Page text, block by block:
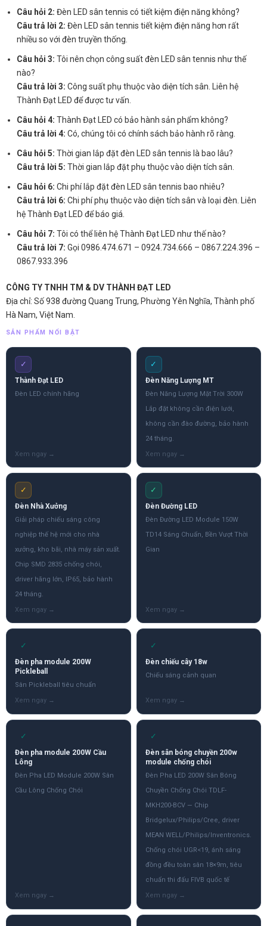
Câu hỏi 2: Đèn LED sân tennis có tiết kiệm điện năng không?
Câu trả lời 2: Đèn LED sân tennis tiết kiệm điện năng hơn rất
nhiều so với đèn truyền thống.
Câu hỏi 3: Tôi nên chọn công suất đèn LED sân tennis như thế
nào?
Câu trả lời 3: Công suất phụ thuộc vào diện tích sân. Liên hệ
Thành Đạt LED để được tư vấn.
Câu hỏi 4: Thành Đạt LED có bảo hành sản phẩm không?
Câu trả lời 4: Có, chúng tôi có chính sách bảo hành rõ ràng.
Câu hỏi 5: Thời gian lắp đặt đèn LED sân tennis là bao lâu?
Câu trả lời 5: Thời gian lắp đặt phụ thuộc vào diện tích sân.
Câu hỏi 6: Chi phí lắp đặt đèn LED sân tennis bao nhiêu?
Câu trả lời 6: Chi phí phụ thuộc vào diện tích sân và loại đèn. Liên
hệ Thành Đạt LED để báo giá.
Câu hỏi 7: Tôi có thể liên hệ Thành Đạt LED như thế nào?
Câu trả lời 7: Gọi 0986.474.671 – 0924.734.666 – 0867.224.396 –
0867.933.396
CÔNG TY TNHH TM & DV THÀNH ĐẠT LED
Địa chỉ: Số 938 đường Quang Trung, Phường Yên Nghĩa, Thành phố
Hà Nam, Việt Nam.
SẢN PHẨM NỔI BẬT
✓
Thành Đạt LED
Đèn LED chính hãng
✓
Đèn Năng Lượng MT
Đèn Năng Lượng Mặt Trời 300W
Lắp đặt không cần điện lưới,
không cần đào đường, bảo hành
24 tháng.
✓
Đèn Nhà Xưởng
Giải pháp chiếu sáng công
nghiệp thế hệ mới cho nhà
xưởng, kho bãi, nhà máy sản xuất.
Chip SMD 2835 chống chói,
driver hãng lớn, IP65, bảo hành
24 tháng.
✓
Đèn Đường LED
Đèn Đường LED Module 150W
TD14 Sáng Chuẩn, Bền Vượt Thời
Gian
✓
Đèn pha module 200W
Pickleball
Sân Pickleball tiêu chuẩn
✓
Đèn chiếu cây 18w
Chiếu sáng cảnh quan
✓
Đèn pha module 200W Cầu
Lông
Đèn Pha LED Module 200W Sân
Cầu Lông Chống Chói
✓
Đèn sân bóng chuyền 200w
module chống chói
Đèn Pha LED 200W Sân Bóng
Chuyền Chống Chói TDLF-
MKH200-BCV — Chip
Bridgelux/Philips/Cree, driver
MEAN WELL/Philips/Inventronics.
Chống chói UGR<19, ánh sáng
đồng đều toàn sân 18×9m, tiêu
chuẩn thi đấu FIVB quốc tế